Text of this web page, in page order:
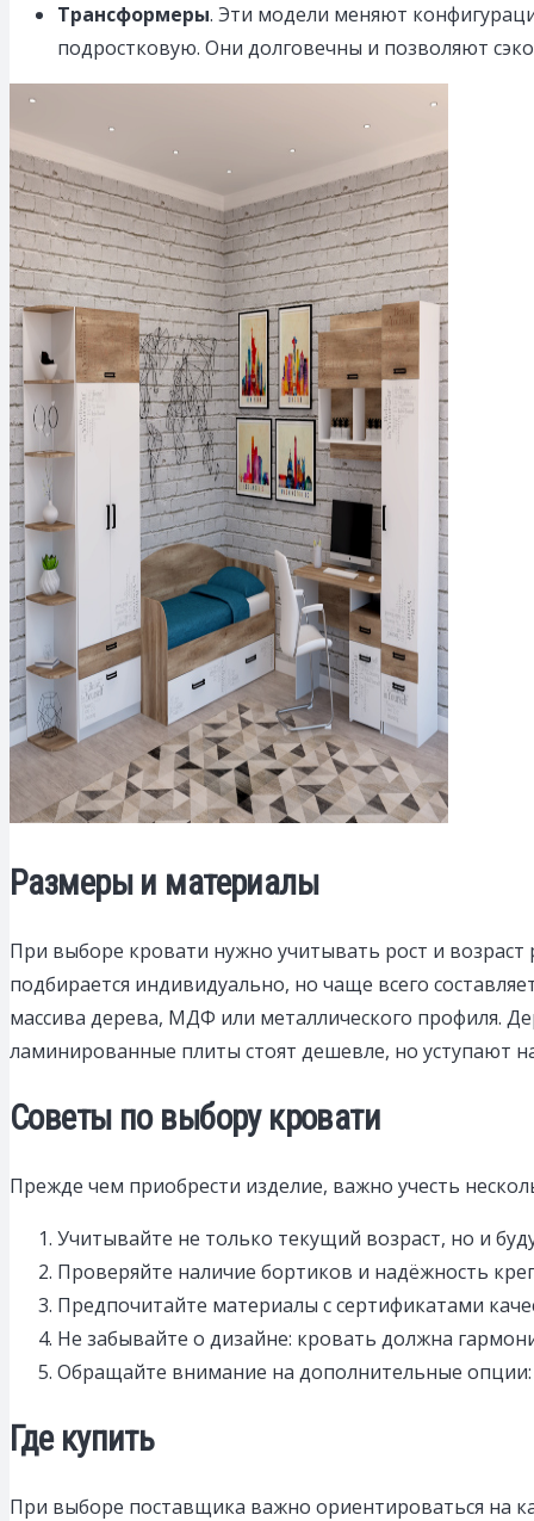
Трансформеры. Эти модели меняют
подростковую. Они долговечны и позволяют
Размеры и материалы
При выборе кровати нужно учитывать рост и
подбирается индивидуально, но чаще всего
массива дерева, МДФ или металлического профиля.
ламинированные плиты стоят дешевле, но уступают
Советы по выбору кровати
Прежде чем приобрести изделие, важно учесть
Учитывайте не только текущий возраст, но и
Проверяйте наличие бортиков и надёжность
Предпочитайте материалы с сертификатами
Не забывайте о дизайне: кровать должна
Обращайте внимание на дополнительные опции:
Где купить
При выборе поставщика важно ориентироваться на